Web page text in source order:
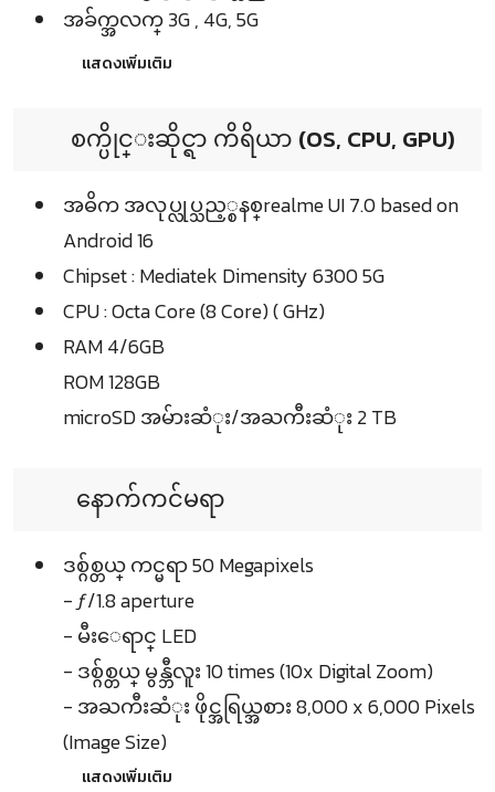
အခ်က္အလက္ 3G , 4G, 5G
แสดงเพิ่มเติม
စက္ပိုင္းဆိုင္ရာ ကိရိယာ (OS, CPU, GPU)
အဓိက အလုပ္လုပ္သည့္စနစ္realme UI 7.0 based on
Android 16
Chipset : Mediatek Dimensity 6300 5G
CPU : Octa Core (8 Core) ( GHz)
RAM 4/6GB
ROM 128GB
microSD အမ်ားဆံုး/အႀကီးဆံုး 2 TB
နောက်ကင်မရာ
ဒစ္ဂ်စ္တယ္ ကင္မရာ 50 Megapixels
- ƒ/1.8 aperture
- မီးေရာင္ LED
- ဒစ္ဂ်စ္တယ္ မွန္ဘီလူး 10 times (10x Digital Zoom)
- အႀကီးဆံုး ဖိုင္အရြယ္အစား 8,000 x 6,000 Pixels
(Image Size)
แสดงเพิ่มเติม